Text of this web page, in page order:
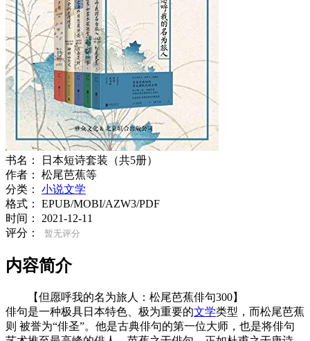
书名：
日本短诗套装（共5册）
作者：
松尾芭蕉等
分类：
小说文学
格式：
EPUB/MOBI/AZW3/PDF
时间：
2021-12-11
评分：
暂无评分
内容简介
【但愿呼我的名为旅人：松尾芭蕉俳句300】
俳句是一种极具日本特色、极为重要的文学类型，而松尾芭蕉
则 被誉为“俳圣”。他是古典俳句的第一位大师，也是将俳句